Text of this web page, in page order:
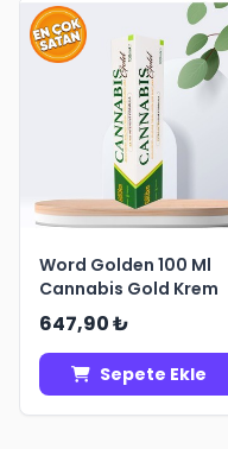
Word Golden 100 Ml
Cannabis Gold Krem
647,90 ₺
Sepete Ekle